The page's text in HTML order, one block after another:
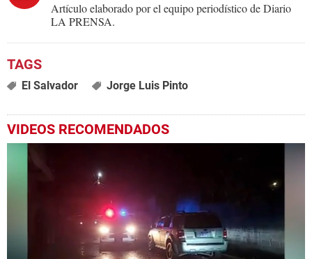
Artículo elaborado por el equipo periodístico de Diario
LA PRENSA.
El Salvador Jorge Luis Pinto
VIDEOS RECOMENDADOS